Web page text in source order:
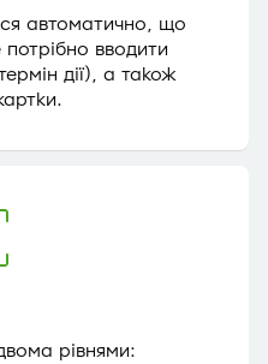
автоматично, що
вводити
дії), а також
рівнями: